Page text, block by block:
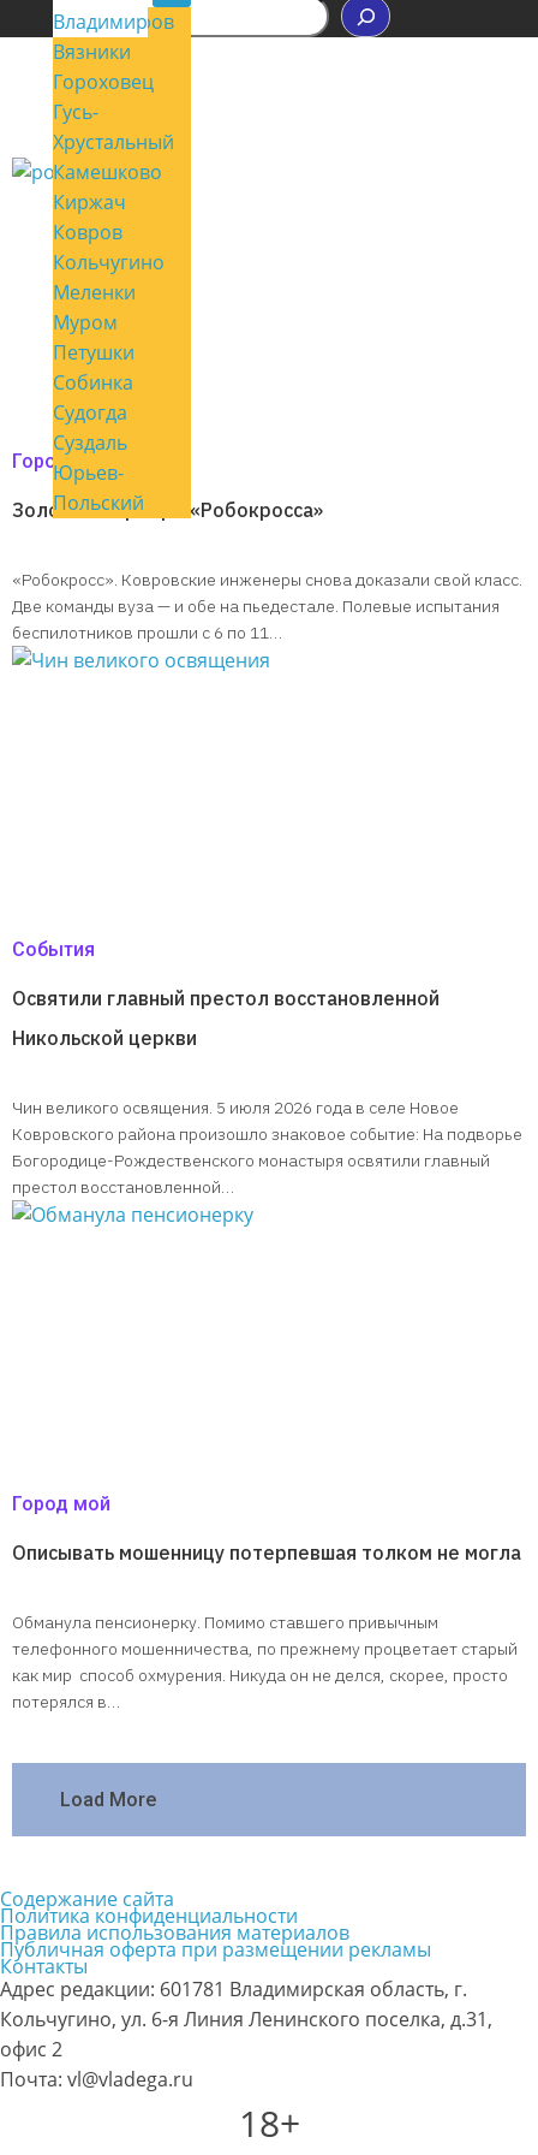
Владимир
Александров
Вязники
Гороховец
Гусь-
Хрустальный
Камешково
Киржач
Ковров
Кольчугино
Меленки
Муром
Петушки
Собинка
Судогда
Суздаль
Юрьев-
Польский
Город мой
Золото и серебро «Робокросса»
«Робокросс». Ковровские инженеры снова доказали свой класс.
Две команды вуза — и обе на пьедестале. Полевые испытания
беспилотников прошли с 6 по 11…
События
Освятили главный престол восстановленной
Никольской церкви
Чин великого освящения. 5 июля 2026 года в селе Новое
Ковровского района произошло знаковое событие: На подворье
Богородице-Рождественского монастыря освятили главный
престол восстановленной…
Город мой
Описывать мошенницу потерпевшая толком не могла
Обманула пенсионерку. Помимо ставшего привычным
телефонного мошенничества, по прежнему процветает старый
как мир способ охмурения. Никуда он не делся, скорее, просто
потерялся в…
Load More
Содержание сайта
Политика конфиденциальности
Правила использования материалов
Публичная оферта при размещении рекламы
Контакты
Адрес редакции: 601781 Владимирская область, г.
Кольчугино, ул. 6-я Линия Ленинского поселка, д.31,
офис 2
Почта: vl@vladega.ru
18+